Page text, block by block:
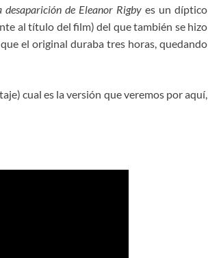
desaparición de Eleanor Rigbyes un díptico
al título del film) del que también se hizo
el original duraba tres horas, quedando
cual es la versión que veremos por aquí,